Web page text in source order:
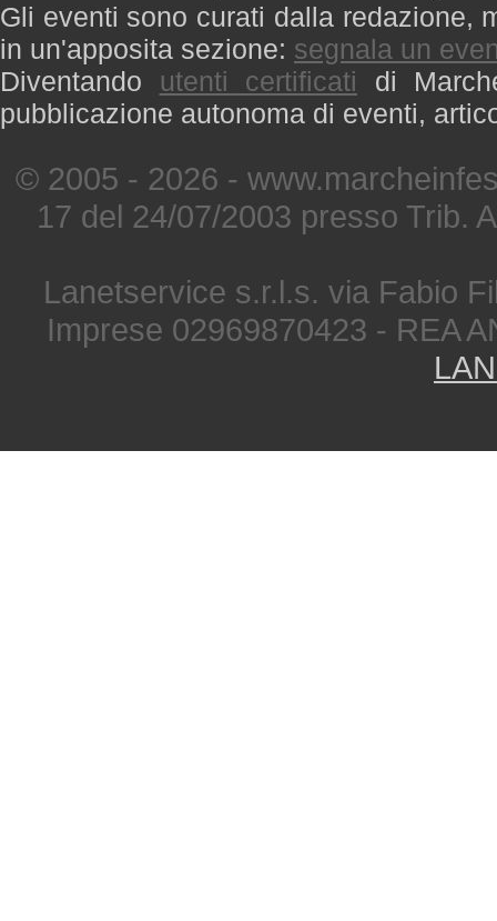
Gli eventi sono curati dalla redazione,
in un'apposita sezione: segnala un
Diventando utenti certificati di
pubblicazione autonoma di eventi,
© 2005 - 2026 -
17 del 24/07/2003 presso Trib.
Lanetservice s.r.l.s. via Fabio
Imprese 02969870423 - REA